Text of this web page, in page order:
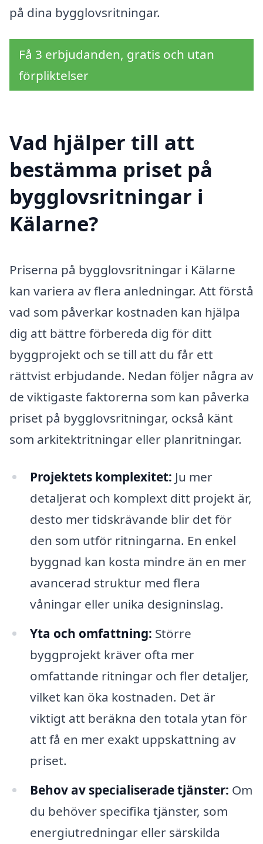
på dina bygglovsritningar.
Få 3 erbjudanden, gratis och utan
förpliktelser
Vad hjälper till att
bestämma priset på
bygglovsritningar i
Kälarne?
Priserna på bygglovsritningar i Kälarne
kan variera av flera anledningar. Att förstå
vad som påverkar kostnaden kan hjälpa
dig att bättre förbereda dig för ditt
byggprojekt och se till att du får ett
rättvist erbjudande. Nedan följer några av
de viktigaste faktorerna som kan påverka
priset på bygglovsritningar, också känt
som arkitektritningar eller planritningar.
Projektets komplexitet: Ju mer
detaljerat och komplext ditt projekt är,
desto mer tidskrävande blir det för
den som utför ritningarna. En enkel
byggnad kan kosta mindre än en mer
avancerad struktur med flera
våningar eller unika designinslag.
Yta och omfattning: Större
byggprojekt kräver ofta mer
omfattande ritningar och fler detaljer,
vilket kan öka kostnaden. Det är
viktigt att beräkna den totala ytan för
att få en mer exakt uppskattning av
priset.
Behov av specialiserade tjänster: Om
du behöver specifika tjänster, som
energiutredningar eller särskilda